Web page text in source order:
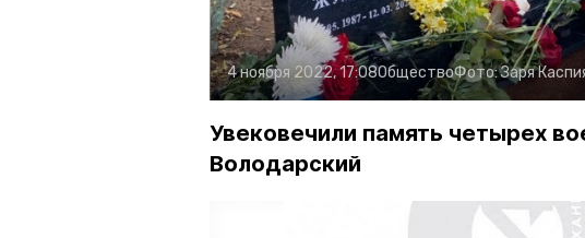
4 ноября 2022, 17:08ОбществоФото:Заря
Увековечили память четырех
Володарский